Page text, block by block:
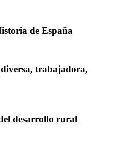
de España
trabajadora,
desarrollo rural